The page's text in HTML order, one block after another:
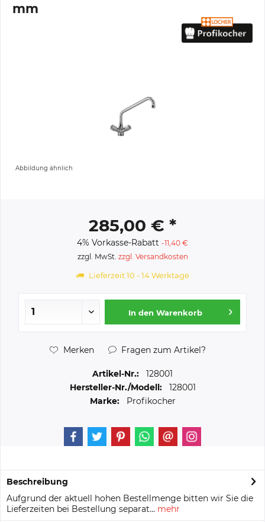
mm
Abbildung ähnlich
285,00 € *
4% Vorkasse-Rabatt -11,40 €
zzgl. MwSt. zzgl. Versandkosten
Lieferzeit 10 - 14 Werktage
In den Warenkorb
Merken Fragen zum Artikel?
Artikel-Nr.:
128001
Hersteller-Nr./Modell:
128001
Marke:
Profikocher
Beschreibung
Aufgrund der aktuell hohen Bestellmenge bitten wir Sie die
Lieferzeiten bei Bestellung separat... mehr